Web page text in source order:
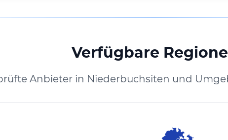
Verfügbare
Anbieter in Niederbuchsiten und